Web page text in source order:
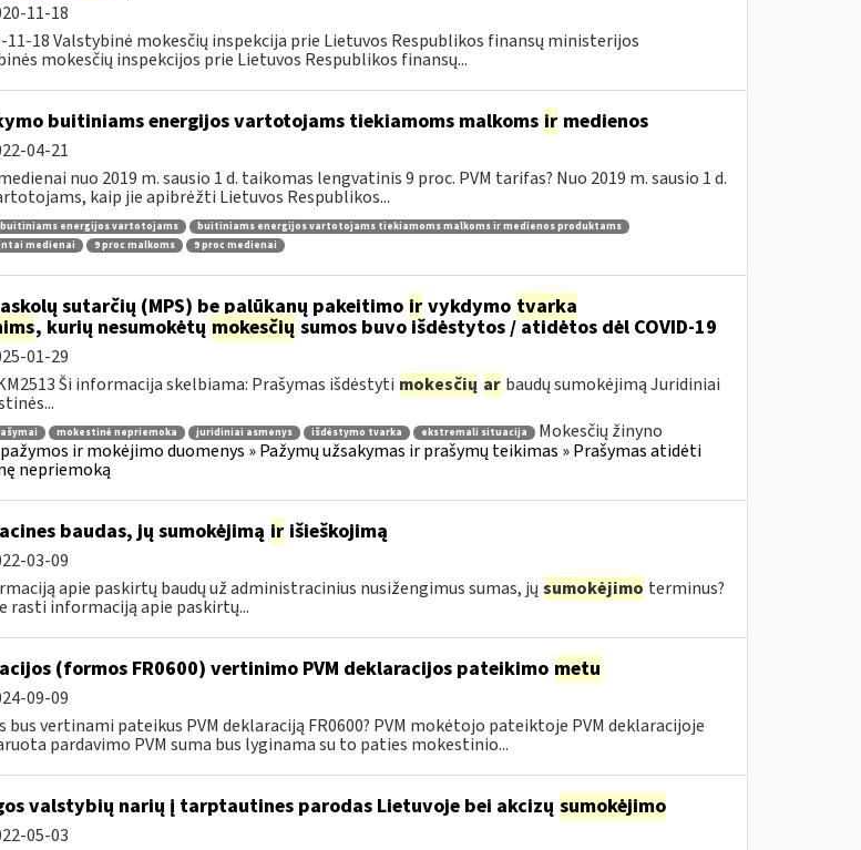
11-18
18 Valstybinė mokesčių inspekcija prie Lietuvos Respublikos finansų ministerijos
mokesčių inspekcijos prie Lietuvos Respublikos finansų...
buitiniams energijos vartotojams tiekiamoms malkoms irmedienos
04-21
nuo 2019 m. sausio 1 d. taikomas lengvatinis 9 proc. PVM tarifas? Nuo 2019 m. sausio 1 d.
kaip jie apibrėžti Lietuvos Respublikos...
buitiniams energijos vartotojams
buitiniams energijos vartotojams tiekiamoms malkoms ir medienos produktams
medienai 9 proc malkoms 9 proc medienai
sutarčių (MPS) be palūkanų pakeitimo irvykdymo tvarka
, kurių nesumokėtų mokesčių sumos buvo išdėstytos / atidėtos dėl COVID-19
01-29
Ši informacija skelbiama: Prašymas išdėstyti mokesčių ar baudų sumokėjimą Juridiniai
mokestinė nepriemoka juridiniai asmenys išdėstymo tvarka ekstremali situacija
Mokesčių žinyno
ir mokėjimo duomenys » Pažymų užsakymas ir prašymų teikimas » Prašymas atidėti
nepriemoką
baudas, jų sumokėjimą irišieškojimą
03-09
apie paskirtų baudų už administracinius nusižengimus sumas, jų sumokėjimo terminus?
rasti informaciją apie paskirtų...
(formos FR0600) vertinimo PVM deklaracijos pateikimo metu
09-09
bus vertinami pateikus PVM deklaraciją FR0600? PVM mokėtojo pateiktoje PVM deklaracijoje
pardavimo PVM suma bus lyginama su to paties mokestinio...
valstybių narių į tarptautines parodas Lietuvoje bei akcizų sumokėjimo
05-03